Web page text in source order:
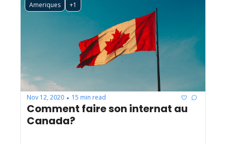
Ameriques +1
Nov 12, 2020 • 15 min read
Comment faire son internat au
Canada?